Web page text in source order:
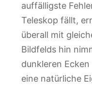
auffälligste
Teleskop fällt,
überall mit
Bildfelds hin
dunkleren
eine natürliche